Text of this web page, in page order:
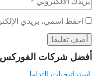
احفظ اسمي، بريدي
أفضل شركات الفوركس الموثوقة 2026 – شركات